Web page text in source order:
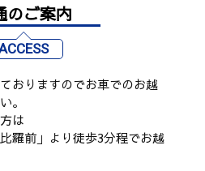
のご案内
おりますのでお車でのお越
。
は
羅前」より徒歩3分程でお越